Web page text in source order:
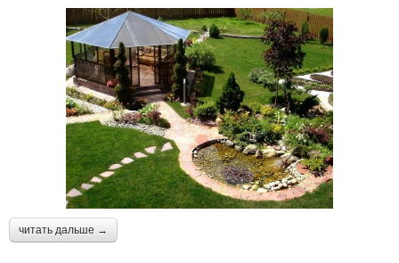
читать дальше →